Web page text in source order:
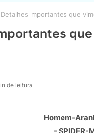
Detalhes Importantes que
de leitura
Homem-
- SPIDER-